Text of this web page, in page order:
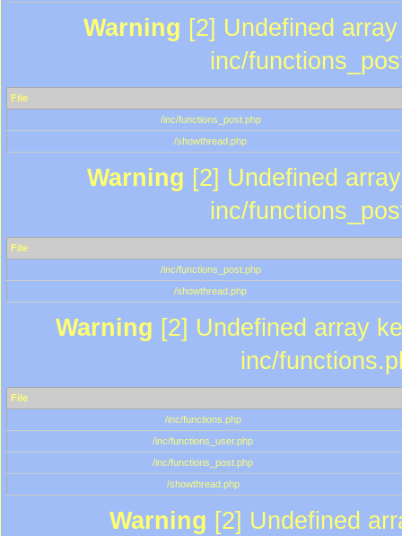
Warning [2] Undefined
inc/
File
/inc/functions_post.php
/showthread.php
Warning [2] Undefined
inc/
File
/inc/functions_post.php
/showthread.php
Warning [2] Undefined array
inc/
File
/inc/functions.php
/inc/functions_user.php
/inc/functions_post.php
/showthread.php
Warning [2] Undefined